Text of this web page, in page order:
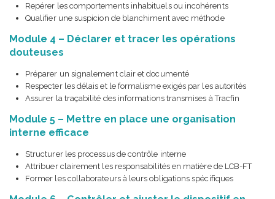
Repérer les comportements inhabituels ou incohérents
Qualifier une suspicion de blanchiment avec méthode
Module 4 – Déclarer et tracer les opérations
douteuses
Préparer un signalement clair et documenté
Respecter les délais et le formalisme exigés par les autorités
Assurer la traçabilité des informations transmises à Tracfin
Module 5 – Mettre en place une organisation
interne efficace
Structurer les processus de contrôle interne
Attribuer clairement les responsabilités en matière de LCB-FT
Former les collaborateurs à leurs obligations spécifiques